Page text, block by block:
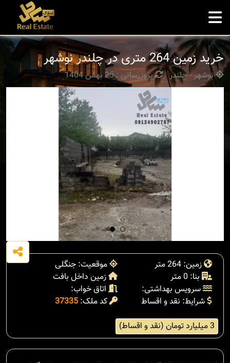
خرید زمین 264 متری در چلندر نوشهر
نوشهر - چلندر بروزرسانی : 25 بهمن 1404
زمین: 264 متر
موقعیت: جنگلی
بنا: 0 متر
زمین داخل بافت
سرویس بهداشتی:
اتاق خواب:
شرایط: نقد و اقساط
کد ملک: 37335
3 میلیارد تومان (نقد و اقساط)